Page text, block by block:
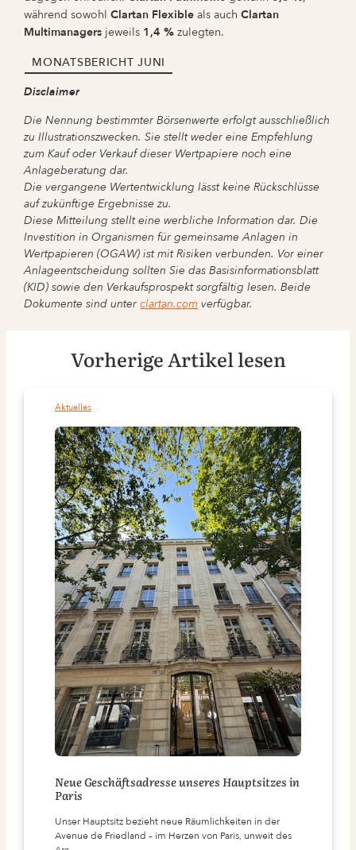
während sowohlClartan Flexible als auchClartan
Multimanagers jeweils 1,4 % zulegten.
MONATSBERICHT JUNI
Disclaimer
Die Nennung bestimmter Börsenwerte erfolgt ausschließlich
zu Illustrationszwecken. Sie stellt weder eine Empfehlung
zum Kauf oder Verkauf dieser Wertpapiere noch eine
Anlageberatung dar.
Die vergangene Wertentwicklung lässt keine Rückschlüsse
auf zukünftige Ergebnisse zu.
Diese Mitteilung stellt eine werbliche Information dar. Die
Investition in Organismen für gemeinsame Anlagen in
Wertpapieren (OGAW) ist mit Risiken verbunden. Vor einer
Anlageentscheidung sollten Sie das Basisinformationsblatt
(KID) sowie den Verkaufsprospekt sorgfältig lesen. Beide
Dokumente sind unterclartan.com verfügbar.
Vorherige Artikel lesen
Aktuelles
Neue Geschäftsadresse unseres Hauptsitzes in
Paris
Unser Hauptsitz bezieht neue Räumlichkeiten in der
Avenue de Friedland – im Herzen von Paris, unweit des